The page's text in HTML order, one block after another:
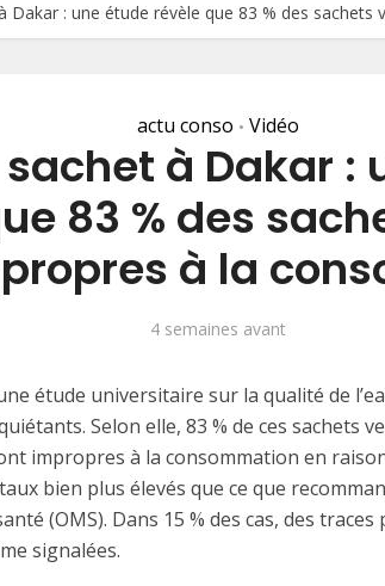
Dakar : une étude révèle que 83 % des
actu conso • Vidéo
sachet à Dakar :
83 % des
à la
4 semaines avant
étude universitaire sur la qualité de
Selon elle, 83 % de ces sachets
impropres à la consommation en
bien plus élevés que ce que
(OMS). Dans 15 % des cas, des
signalées.